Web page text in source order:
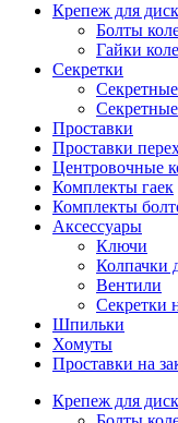
Крепеж для
Болты
Гайки
Секретки
Проставки
Проставки
Центровочные
Комплекты гаек
Комплекты
Аксессуары
Ключи
Колпачки
Вентили
Секретки
Шпильки
Хомуты
Проставки на
Крепеж для